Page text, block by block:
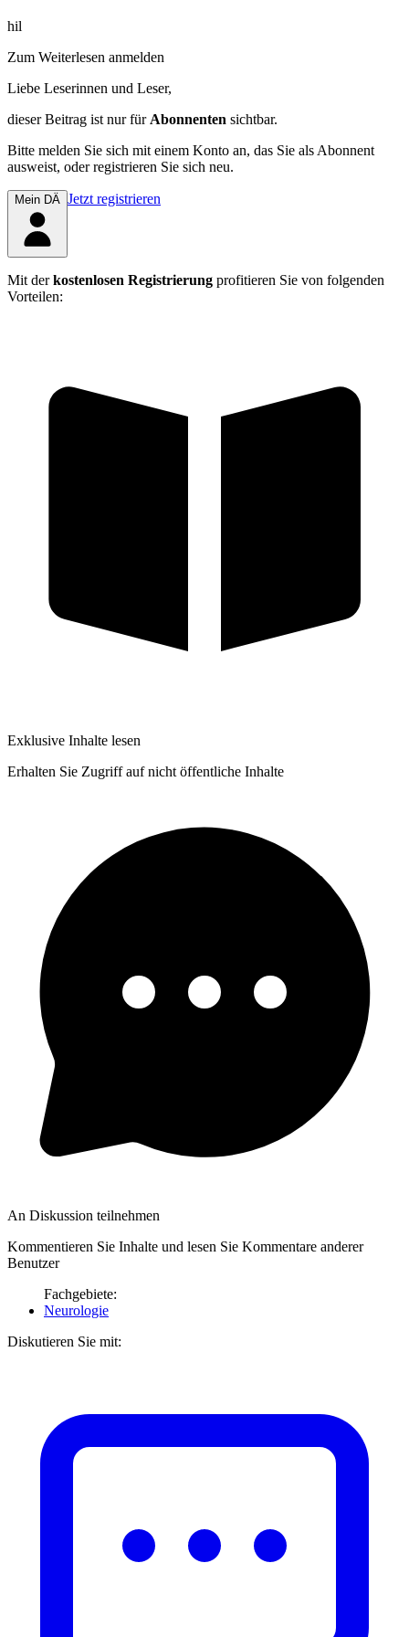
hil
Zum Weiterlesen anmelden
Liebe Leserinnen und Leser,
dieser Beitrag ist nur für Abonnenten sichtbar.
Bitte melden Sie sich mit einem Konto an, das Sie als Abonnent
ausweist, oder registrieren Sie sich neu.
Mein DÄ Jetzt registrieren
Mit derkostenlosen Registrierung profitieren Sie von folgenden
Vorteilen:
Exklusive Inhalte lesen
Erhalten Sie Zugriff auf nicht öffentliche Inhalte
An Diskussion teilnehmen
Kommentieren Sie Inhalte und lesen Sie Kommentare anderer
Benutzer
Fachgebiete:
Neurologie
Diskutieren Sie mit: